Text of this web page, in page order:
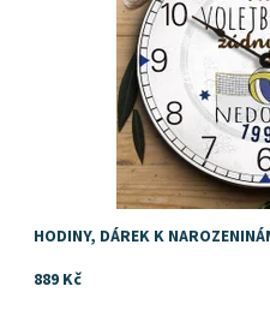
HODINY, DÁREK K
889 Kč